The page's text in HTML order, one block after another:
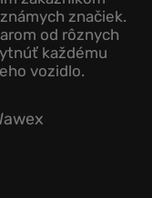
značiek.
od rôznych
každému
vozidlo.